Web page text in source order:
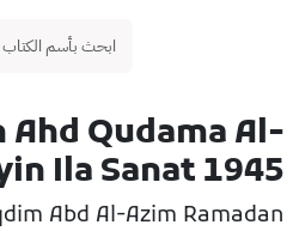
Qudama Al-
Ila Sanat 1945
Abd Al-Azim Ramadan.